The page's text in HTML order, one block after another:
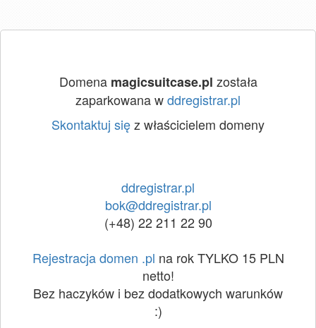
Domena magicsuitcase.pl została
zaparkowana wddregistrar.pl
Skontaktuj sięz właścicielem domeny
ddregistrar.pl
bok@ddregistrar.pl
(+48) 22 211 22 90
Rejestracja domen .pl na rok TYLKO 15 PLN
netto!
Bez haczyków i bez dodatkowych warunków
:)